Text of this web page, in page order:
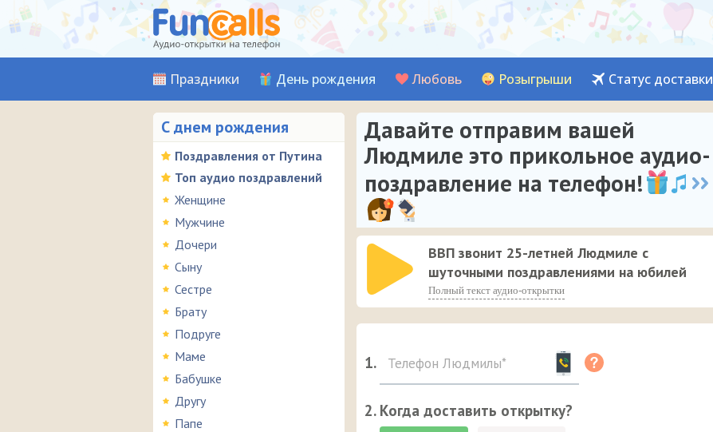
Праздники День рождения Любовь Розыгрыши Статус доставки
С днем рождения
Поздравления от Путина
Топ аудио поздравлений
Женщине
Мужчине
Дочери
Сыну
Сестре
Брату
Подруге
Маме
Бабушке
Другу
Папе
Давайте отправим вашей
Людмиле это прикольное аудио-
поздравление на телефон!
ВВП звонит 25-летней Людмиле с
шуточными поздравлениями на юбилей
Полный текст аудио-открытки
1.
2. Когда доставить открытку?